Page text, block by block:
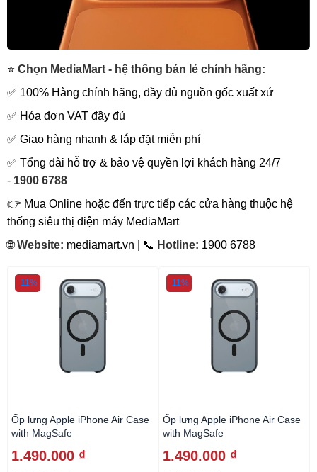
⭐ Chọn MediaMart - hệ thống bán lẻ chính hãng:
✅ 100% Hàng chính hãng, đầy đủ nguồn gốc xuất xứ
✅ Hóa đơn VAT đầy đủ
✅ Giao hàng nhanh & lắp đặt miễn phí
✅ Tổng đài hỗ trợ & bảo vệ quyền lợi khách hàng 24/7
- 1900 6788
👉 Mua Online hoặc đến trực tiếp các cửa hàng thuộc hệ
thống siêu thị điện máy MediaMart
🌐Website: mediamart.vn | 📞 Hotline: 1900 6788
Ốp lưng Apple iPhone Air Case
with MagSafe
1.490.000 ₫
-11%
Ốp lưng Apple iPhone Air Case
with MagSafe
1.490.000 ₫
-11%